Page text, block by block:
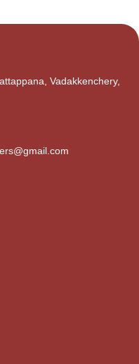
Vadakkenchery,